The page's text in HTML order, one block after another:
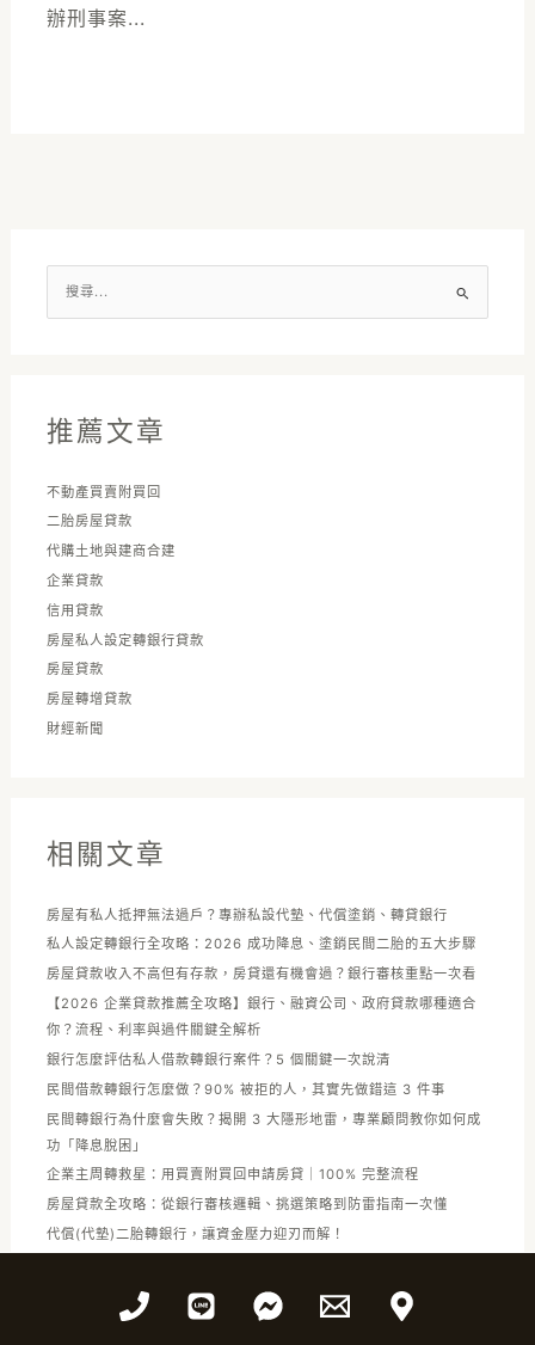
辦刑事案...
尋
:推薦文章
不動產買賣附買回
二胎房屋貸款
代購土地與建商合建
企業貸款
信用貸款
房屋私人設定轉銀行貸款
房屋貸款
房屋轉增貸款
財經新聞
相關文章
房屋有私人抵押無法過戶？專辦私設代墊、代償塗銷、轉貸銀行
私人設定轉銀行全攻略：2026 成功降息、塗銷民間二胎的五大步驟
房屋貸款收入不高但有存款，房貸還有機會過？銀行審核重點一次看
【2026 企業貸款推薦全攻略】銀行、融資公司、政府貸款哪種適合
你？流程、利率與過件關鍵全解析
銀行怎麼評估私人借款轉銀行案件？5 個關鍵一次說清
民間借款轉銀行怎麼做？90% 被拒的人，其實先做錯這 3 件事
民間轉銀行為什麼會失敗？揭開 3 大隱形地雷，專業顧問教你如何成
功「降息脫困」
企業主周轉救星：用買賣附買回申請房貸｜100% 完整流程
房屋貸款全攻略：從銀行審核邏輯、挑選策略到防雷指南一次懂
代償(代墊)二胎轉銀行，讓資金壓力迎刃而解！